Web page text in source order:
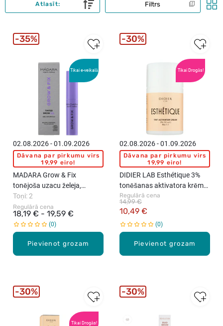
Filtrs
Atlasīt:
Tikai e-veikalā
Pievienot grozam
02.08.2026 - 01.09.2026
Dāvana par pirkumu virs
19,99 eiro!
MADARA Grow & Fix
tonējoša uzacu želeja,
4.25ml
Regulārā cena
18,19 € - 19,59 €
Toņi: 2
0
35%
Tikai Drogās!
Pievienot grozam
02.08.2026 - 01.09.2026
Dāvana par pirkumu virs
19,99 eiro!
DIDIER LAB Esthétique 3%
tonēšanas aktivatora krēms,
100ml
Regulārā cena
10,49 €
14,99 €
0
30%
Tikai Drogās!
30% 30%